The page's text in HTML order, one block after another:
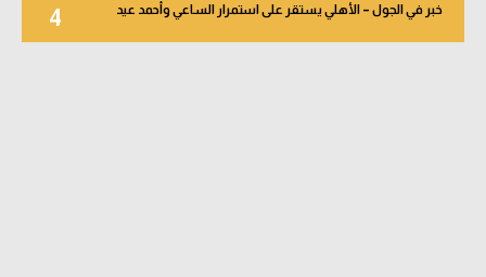
4 خبر في الجول – الأهلي يستقر على استمرار الساعي وأحمد عيد